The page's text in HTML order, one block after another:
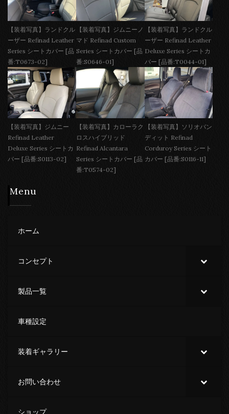
【装着写真】ランドクル
ーザー Refinad Leather
Series シートカバー [品
番:T0673-02]
【装着写真】ジムニーノ
マド Refinad Custom
Series シートカバー [品
番:S0646-01]
【装着写真】ランドクル
ーザー Refinad Leather
Deluxe Series シートカ
バー [品番:T0044-01]
【装着写真】ジムニー
Refinad Leather
Deluxe Series シートカ
バー [品番:S0113-02]
【装着写真】カローラク
ロスハイブリッド
Refinad Alcantara
Series シートカバー [品
番:T0574-02]
【装着写真】ソリオバン
ディット Refinad
Corduroy Series シート
カバー [品番:S0116-11]
Menu
ホーム
コンセプト
製品一覧
車種設定
装着ギャラリー
お問い合わせ
ショップ